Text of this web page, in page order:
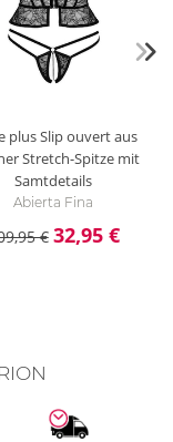
plus Slip ouvert aus
Stretch-Spitze mit
Samtdetails
Abierta Fina
€ 32,95 €